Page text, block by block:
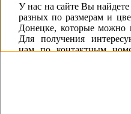
У нас на сайте Вы
разных по размерам и
Донецке, которые можно
Для получения
нам по контактным